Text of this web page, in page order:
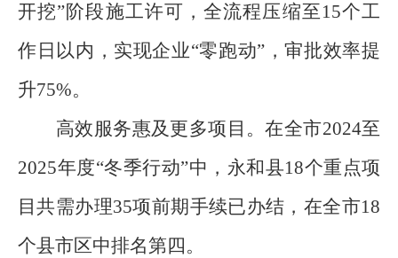
开挖”阶段施工许可，全流程压缩至15个工
作日以内，实现企业“零跑动” ，审批效率提
升75%。
高效服务惠及更多项目。在全市2024至
2025年度“冬季行动”中，永和县18个重点项
目共需办理35项前期手续已办结，在全市18
个县市区中排名第四。